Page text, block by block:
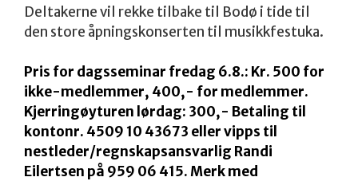
Deltakerne vil rekke tilbake til Bodø i tide til
den store åpningskonserten til musikkfestuka.
Pris for dagsseminar fredag 6.8.: Kr. 500 for
ikke-medlemmer, 400,- for medlemmer.
Kjerringøyturen lørdag: 300,- Betaling til
kontonr. 4509 10 43673 eller vipps til
nestleder/regnskapsansvarlig Randi
Eilertsen på 959 06 415. Merk med